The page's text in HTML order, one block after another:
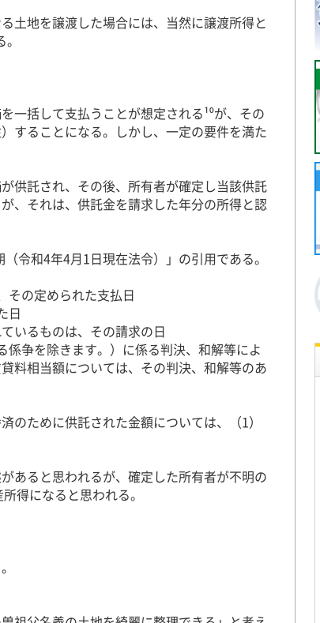
土地を譲渡した場合には、当然に譲渡所得と
一括して支払うことが想定される¹⁰が、その
することになる。しかし、一定の要件を満た
供託され、その後、所有者が確定し当該供託
、それは、供託金を請求した年分の所得と認
令和4年4月1日現在法令）」の引用である。
その定められた支払日
日
いるものは、その請求の日
係争を除きます。）に係る判決、和解等によ
料相当額については、その判決、和解等のあ
ために供託された金額については、（1）
あると思われるが、確定した所有者が不明の
得になると思われる。